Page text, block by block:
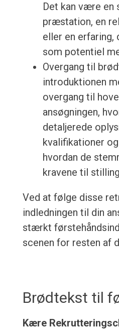
Det kan være en
præstation, en
eller en
som potentiel
Overgang til
introduktionen
overgang til
ansøgningen,
detaljerede
kvalifikationer
hvordan de
kravene til
Ved at følge disse
indledningen til din
stærkt
scenen for resten af
Brødtekst til
Kære